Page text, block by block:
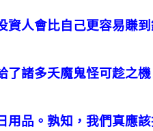
人會比自己更容易賺
諸多夭魔鬼怪可趁之
品。孰知，我們真應